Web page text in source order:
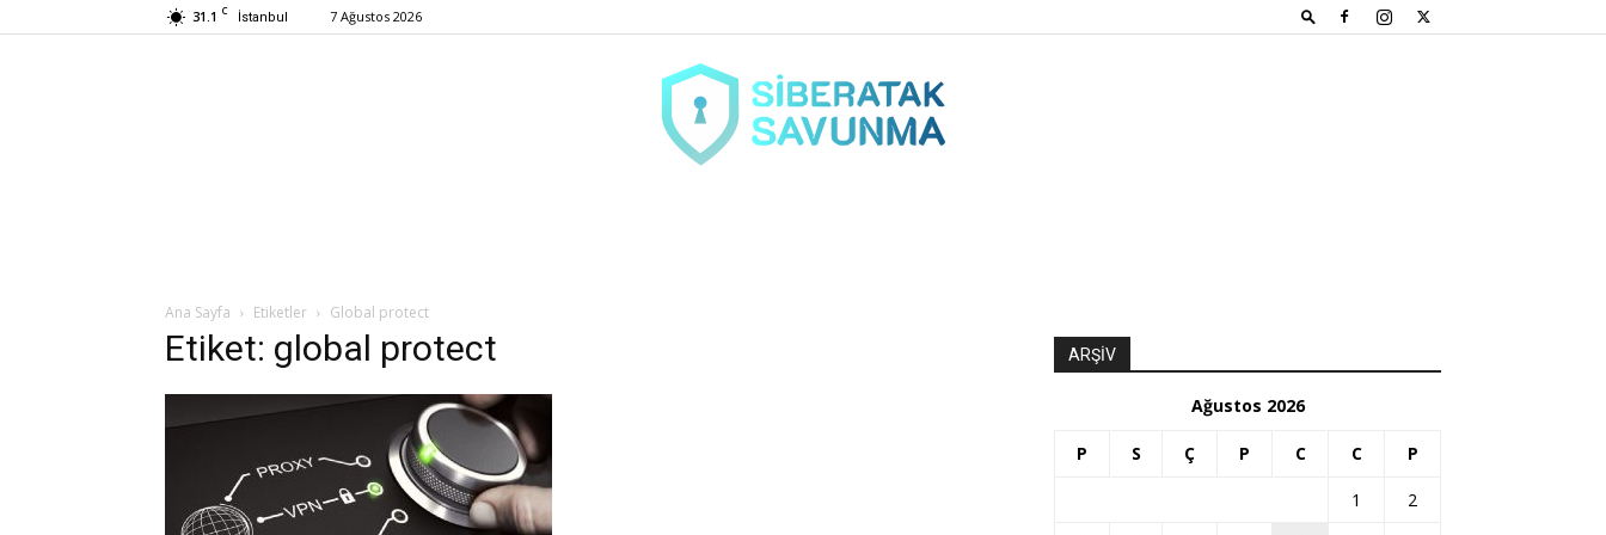
31.1 C İstanbul 7 Ağustos 2026
Ana Sayfa Etiketler Global protect
Etiket: global protect ARŞİV
Ağustos 2026
P S Ç P C C P
1
2